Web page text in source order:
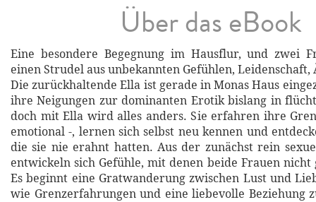
Über das eBook
Eine besondere Begegnung im Hausflur, und zwei
einen Strudel aus unbekannten Gefühlen, Leidenschaft,
Die zurückhaltende Ella ist gerade in Monas Haus
ihre Neigungen zur dominanten Erotik bislang in
doch mit Ella wird alles anders. Sie erfahren ihre
emotional -, lernen sich selbst neu kennen und
die sie nie erahnt hatten. Aus der zunächst rein
entwickeln sich Gefühle, mit denen beide Frauen nicht
Es beginnt eine Gratwanderung zwischen Lust und
wie Grenzerfahrungen und eine liebevolle Beziehung